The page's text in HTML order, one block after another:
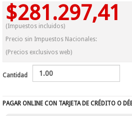
$281.297,41
(Impuestos incluidos)
Precio sin Impuestos Nacionales:
(Precios exclusivos web)
Cantidad
PAGAR ONLINE CON TARJETA DE CRÉDITO O